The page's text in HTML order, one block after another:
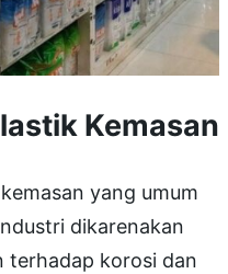
Kemasan
yang umum
dikarenakan
terhadap korosi dan